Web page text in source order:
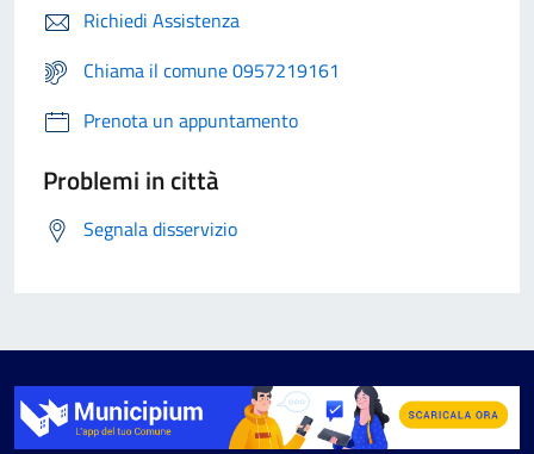
Richiedi Assistenza
Chiama il comune 0957219161
Prenota un appuntamento
Problemi in città
Segnala disservizio